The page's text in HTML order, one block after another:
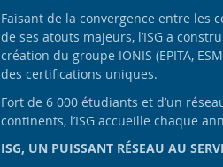
Faisant de la convergence entre les
de ses atouts majeurs, l’ISG a
création du groupe IONIS (EPITA,
des certifications uniques.
Fort de 6 000 étudiants et d’un
continents, l’ISG accueille chaque
ISG, UN PUISSANT RÉSEAU AU